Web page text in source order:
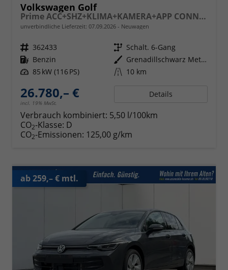
Volkswagen Golf
Prime ACC+SHZ+KLIMA+KAMERA+APP CONNECT+LED+17" ALU
unverbindliche Lieferzeit: 07.09.2026 Neuwagen
Fahrzeugnr. 362433 Getriebe Schalt. 6-Gang
Kraftstoff Benzin Außenfarbe
Grenadillschwarz Metallic
Leistung 85 kW (116 PS) Kilometerstand 10 km
26.780,– €
incl. 19% MwSt.
Details
Verbrauch kombiniert: 5,50 l/100km
CO2-Klasse: D
CO2-Emissionen: 125,00 g/km
ab 259,– € mtl.